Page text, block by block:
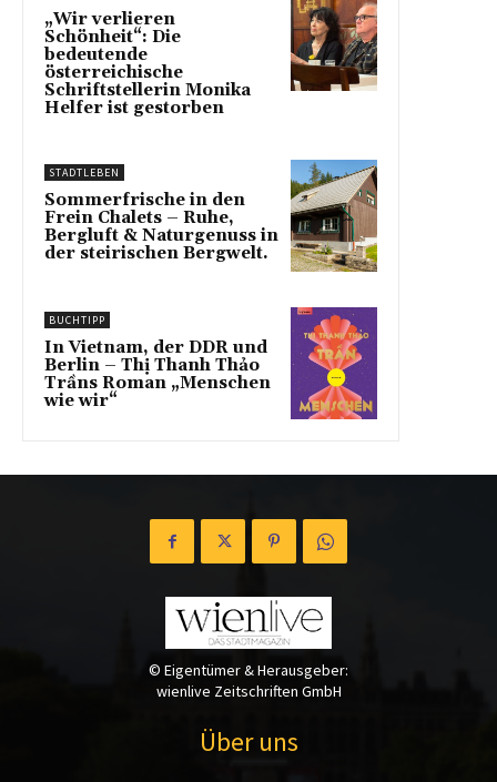
„Wir verlieren
Schönheit“: Die
bedeutende
österreichische
Schriftstellerin Monika
Helfer ist gestorben
STADTLEBEN
Sommerfrische in den
Frein Chalets – Ruhe,
Bergluft & Naturgenuss in
der steirischen Bergwelt.
BUCHTIPP
In Vietnam, der DDR und
Berlin – Thị Thanh Thảo
Trầns Roman „Menschen
wie wir“
© Eigentümer & Herausgeber:
wienlive Zeitschriften GmbH
Über uns